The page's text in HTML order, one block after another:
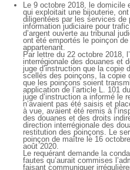
Le 9 octobre 2018, le domicile
qui exploitait une bijouterie,
diligentées par les services de
information judiciaire pour
d’argent ouverte au tribunal
ont été emportés le poinçon
appartenant.
Par lettre du 22 octobre 2018,
interrégionale des douanes et
juge d’instruction que la copie
scellés des poinçons, la copie
que les poinçons soient
application de l’article L. 101
juge d’instruction a informé le
n’avaient pas été saisis et
à vue, avaient été remis à
des douanes et des droits
direction interrégionale des
restitution des poinçons. Le
poinçon de maître le 16
août 2020.
Le requérant demande la
fautes qu’aurait commises
faisant communiquer